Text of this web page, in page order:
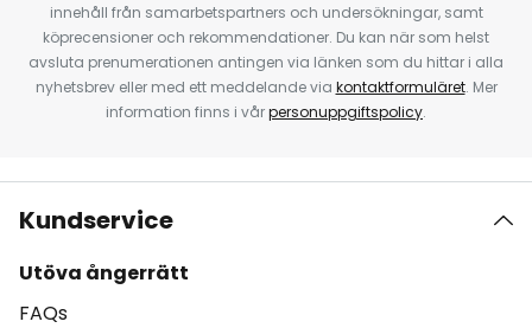
innehåll från samarbetspartners och undersökningar, samt
köprecensioner och rekommendationer. Du kan när som helst
avsluta prenumerationen antingen via länken som du hittar i alla
nyhetsbrev eller med ett meddelande via kontaktformuläret. Mer
information finns i vårpersonuppgiftspolicy.
Kundservice
Utöva ångerrätt
FAQs